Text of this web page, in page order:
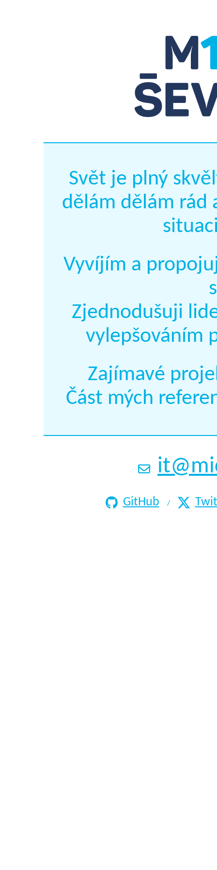
Svět je plný
dělám dělám rád
Vyvíjím a
Zjednodušuji
vylepšováním
Zajímavé
Část mých
GitHub /